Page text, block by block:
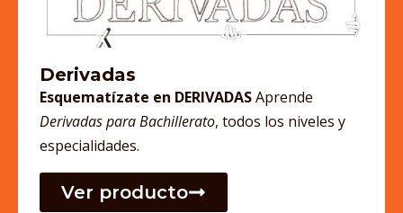
Derivadas
Esquematízate en DERIVADASAprende
Derivadas para Bachillerato, todos los niveles y
especialidades.
Ver producto